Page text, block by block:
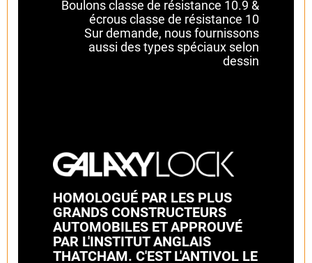
Boulons classe de résistance 10.9 &
écrous classe de résistance 10
Sur demande, nous fournissons
aussi des types spéciaux selon
dessin
HOMOLOGUÉ PAR LES PLUS
GRANDS CONSTRUCTEURS
AUTOMOBILES ET APPROUVÉ
PAR L'INSTITUT ANGLAIS
THATCHAM. C'EST L'ANTIVOL LE